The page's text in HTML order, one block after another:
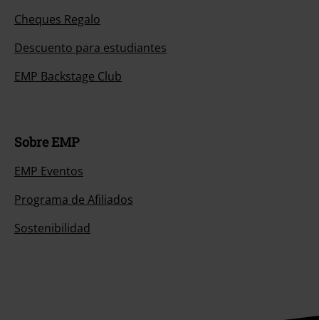
Cheques Regalo
Descuento para estudiantes
EMP Backstage Club
Sobre EMP
EMP Eventos
Programa de Afiliados
Sostenibilidad